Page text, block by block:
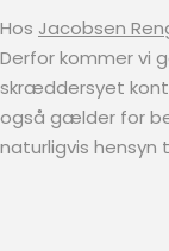
Hos Jacobsen
Derfor kommer vi
skræddersyet
også gælder for
naturligvis hensyn